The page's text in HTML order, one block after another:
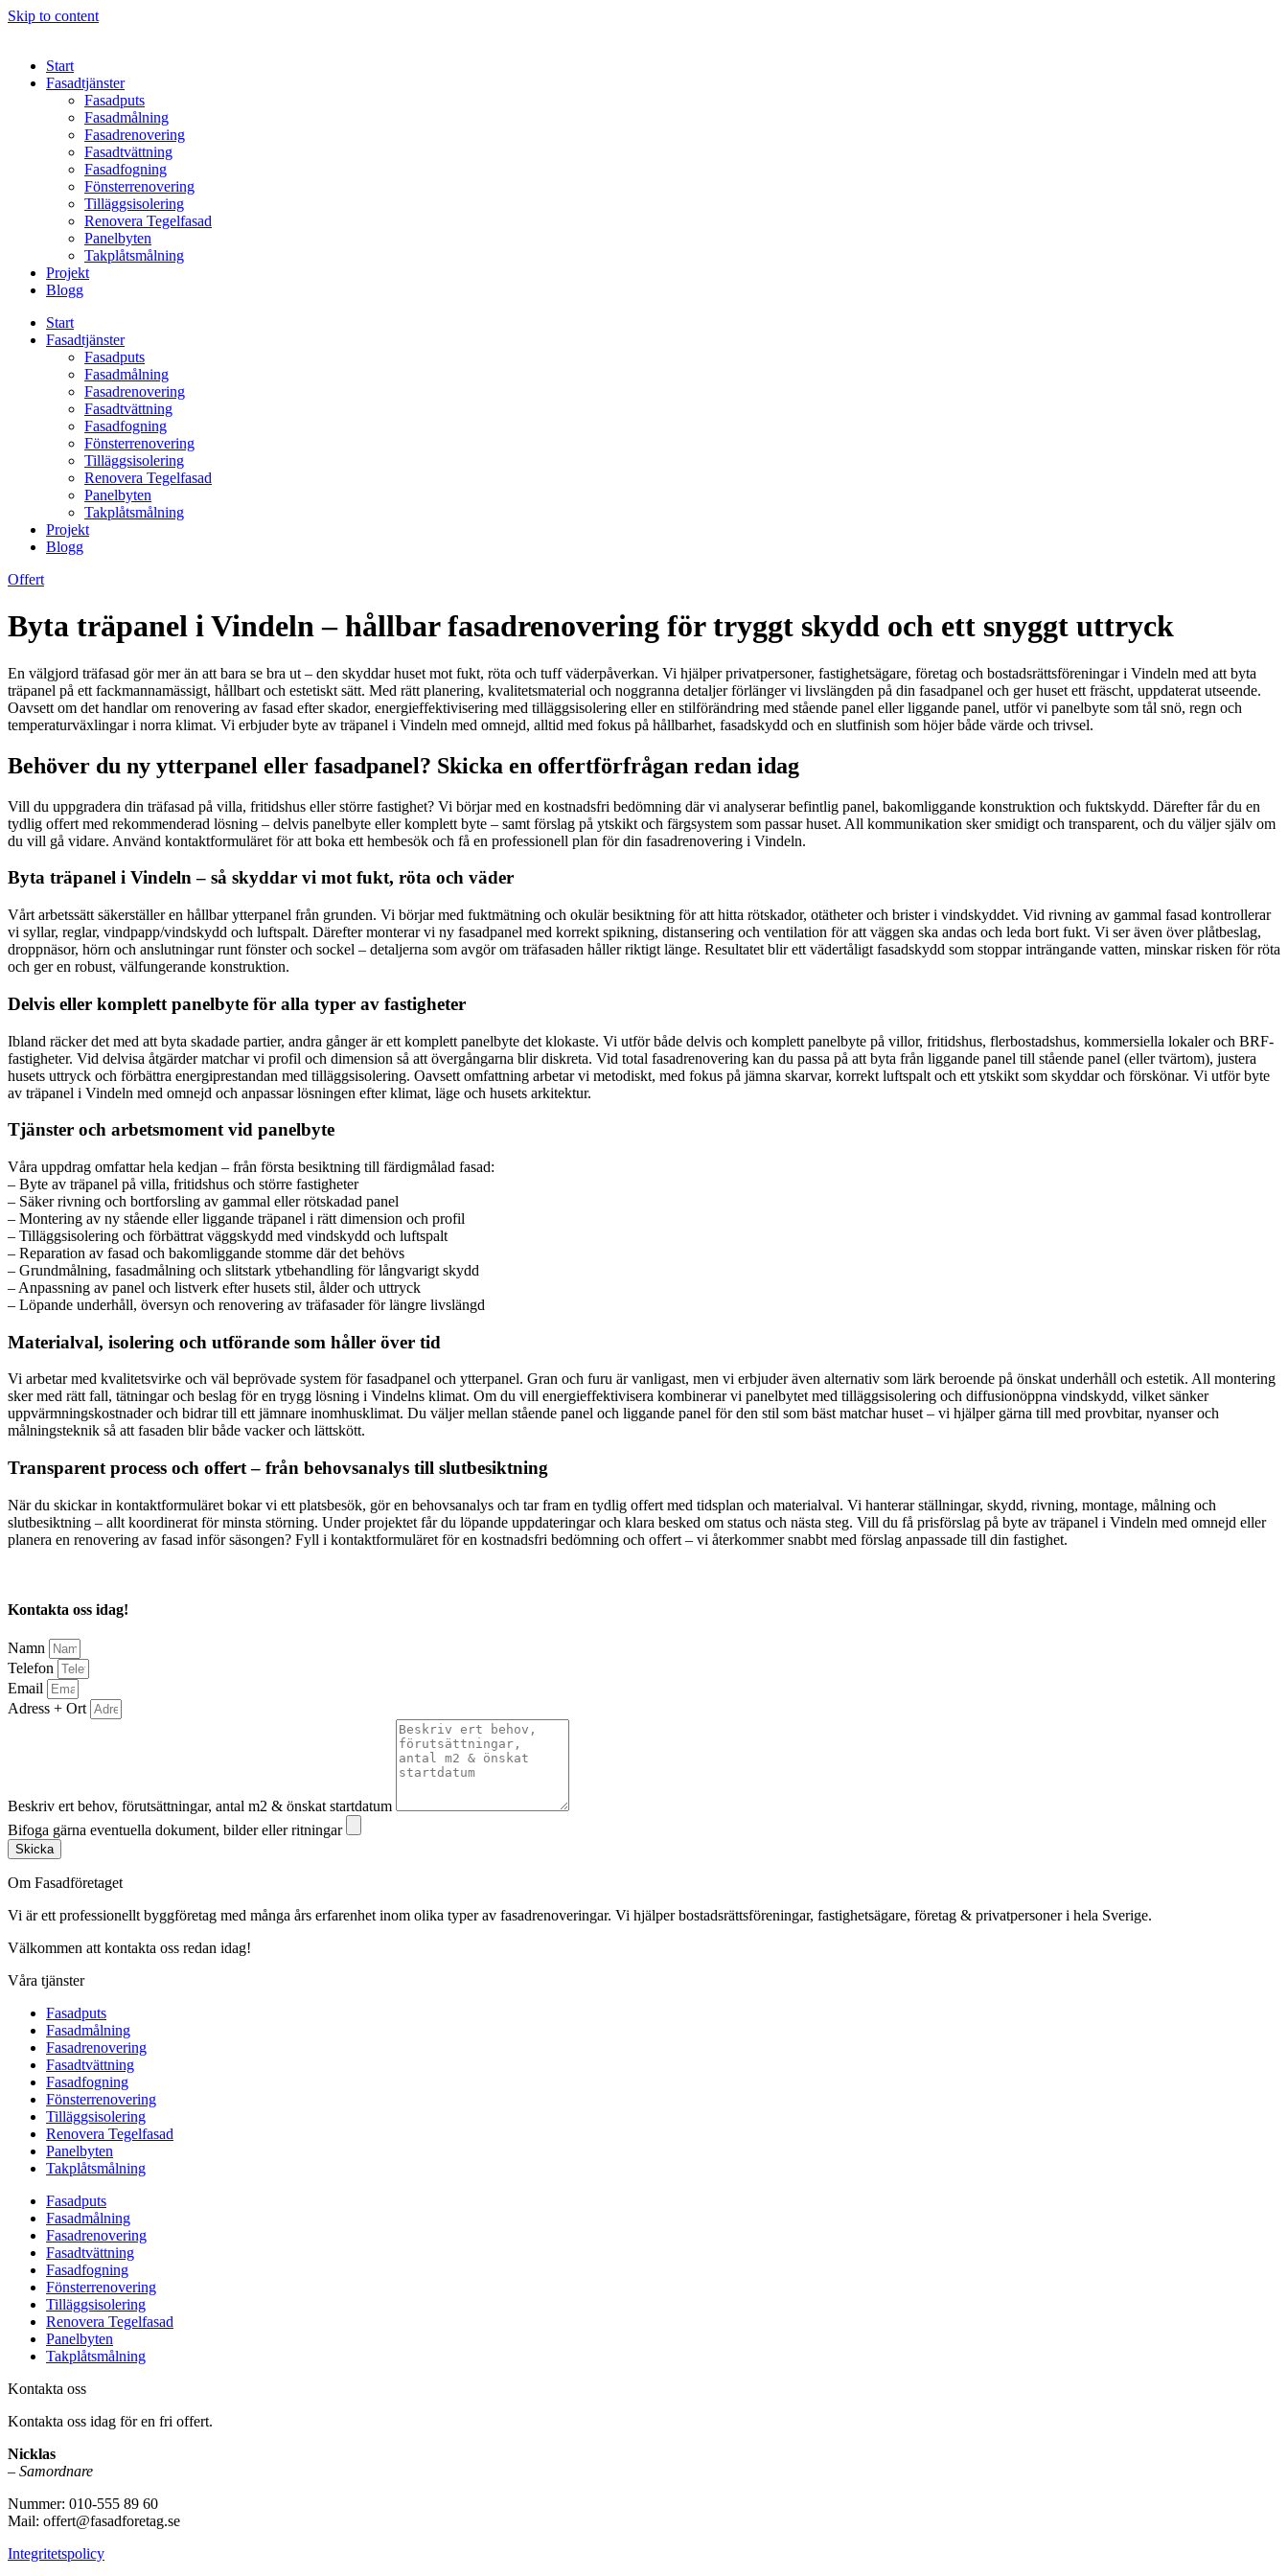
Skip to content
Start
Fasadtjänster
Fasadputs
Fasadmålning
Fasadrenovering
Fasadtvättning
Fasadfogning
Fönsterrenovering
Tilläggsisolering
Renovera Tegelfasad
Panelbyten
Takplåtsmålning
Projekt
Blogg
Start
Fasadtjänster
Fasadputs
Fasadmålning
Fasadrenovering
Fasadtvättning
Fasadfogning
Fönsterrenovering
Tilläggsisolering
Renovera Tegelfasad
Panelbyten
Takplåtsmålning
Projekt
Blogg
Offert
Byta träpanel i Vindeln – hållbar fasadrenovering för tryggt skydd och ett snyggt uttryck
En välgjord träfasad gör mer än att bara se bra ut – den skyddar huset mot fukt, röta och tuff väderpåverkan. Vi hjälper privatpersoner, fastighetsägare, företag och bostadsrättsföreningar i Vindeln med att byta
träpanel på ett fackmannamässigt, hållbart och estetiskt sätt. Med rätt planering, kvalitetsmaterial och noggranna detaljer förlänger vi livslängden på din fasadpanel och ger huset ett fräscht, uppdaterat utseende.
Oavsett om det handlar om renovering av fasad efter skador, energieffektivisering med tilläggsisolering eller en stilförändring med stående panel eller liggande panel, utför vi panelbyte som tål snö, regn och
temperaturväxlingar i norra klimat. Vi erbjuder byte av träpanel i Vindeln med omnejd, alltid med fokus på hållbarhet, fasadskydd och en slutfinish som höjer både värde och trivsel.
Behöver du ny ytterpanel eller fasadpanel? Skicka en offertförfrågan redan idag
Vill du uppgradera din träfasad på villa, fritidshus eller större fastighet? Vi börjar med en kostnadsfri bedömning där vi analyserar befintlig panel, bakomliggande konstruktion och fuktskydd. Därefter får du en
tydlig offert med rekommenderad lösning – delvis panelbyte eller komplett byte – samt förslag på ytskikt och färgsystem som passar huset. All kommunikation sker smidigt och transparent, och du väljer själv om
du vill gå vidare. Använd kontaktformuläret för att boka ett hembesök och få en professionell plan för din fasadrenovering i Vindeln.
Byta träpanel i Vindeln – så skyddar vi mot fukt, röta och väder
Vårt arbetssätt säkerställer en hållbar ytterpanel från grunden. Vi börjar med fuktmätning och okulär besiktning för att hitta rötskador, otätheter och brister i vindskyddet. Vid rivning av gammal fasad kontrollerar
vi syllar, reglar, vindpapp/vindskydd och luftspalt. Därefter monterar vi ny fasadpanel med korrekt spikning, distansering och ventilation för att väggen ska andas och leda bort fukt. Vi ser även över plåtbeslag,
droppnäsor, hörn och anslutningar runt fönster och sockel – detaljerna som avgör om träfasaden håller riktigt länge. Resultatet blir ett vädertåligt fasadskydd som stoppar inträngande vatten, minskar risken för röta
och ger en robust, välfungerande konstruktion.
Delvis eller komplett panelbyte för alla typer av fastigheter
Ibland räcker det med att byta skadade partier, andra gånger är ett komplett panelbyte det klokaste. Vi utför både delvis och komplett panelbyte på villor, fritidshus, flerbostadshus, kommersiella lokaler och BRF-
fastigheter. Vid delvisa åtgärder matchar vi profil och dimension så att övergångarna blir diskreta. Vid total fasadrenovering kan du passa på att byta från liggande panel till stående panel (eller tvärtom), justera
husets uttryck och förbättra energiprestandan med tilläggsisolering. Oavsett omfattning arbetar vi metodiskt, med fokus på jämna skarvar, korrekt luftspalt och ett ytskikt som skyddar och förskönar. Vi utför byte
av träpanel i Vindeln med omnejd och anpassar lösningen efter klimat, läge och husets arkitektur.
Tjänster och arbetsmoment vid panelbyte
Våra uppdrag omfattar hela kedjan – från första besiktning till färdigmålad fasad:
– Byte av träpanel på villa, fritidshus och större fastigheter
– Säker rivning och bortforsling av gammal eller rötskadad panel
– Montering av ny stående eller liggande träpanel i rätt dimension och profil
– Tilläggsisolering och förbättrat väggskydd med vindskydd och luftspalt
– Reparation av fasad och bakomliggande stomme där det behövs
– Grundmålning, fasadmålning och slitstark ytbehandling för långvarigt skydd
– Anpassning av panel och listverk efter husets stil, ålder och uttryck
– Löpande underhåll, översyn och renovering av träfasader för längre livslängd
Materialval, isolering och utförande som håller över tid
Vi arbetar med kvalitetsvirke och väl beprövade system för fasadpanel och ytterpanel. Gran och furu är vanligast, men vi erbjuder även alternativ som lärk beroende på önskat underhåll och estetik. All montering
sker med rätt fall, tätningar och beslag för en trygg lösning i Vindelns klimat. Om du vill energieffektivisera kombinerar vi panelbytet med tilläggsisolering och diffusionöppna vindskydd, vilket sänker
uppvärmningskostnader och bidrar till ett jämnare inomhusklimat. Du väljer mellan stående panel och liggande panel för den stil som bäst matchar huset – vi hjälper gärna till med provbitar, nyanser och
målningsteknik så att fasaden blir både vacker och lättskött.
Transparent process och offert – från behovsanalys till slutbesiktning
När du skickar in kontaktformuläret bokar vi ett platsbesök, gör en behovsanalys och tar fram en tydlig offert med tidsplan och materialval. Vi hanterar ställningar, skydd, rivning, montage, målning och
slutbesiktning – allt koordinerat för minsta störning. Under projektet får du löpande uppdateringar och klara besked om status och nästa steg. Vill du få prisförslag på byte av träpanel i Vindeln med omnejd eller
planera en renovering av fasad inför säsongen? Fyll i kontaktformuläret för en kostnadsfri bedömning och offert – vi återkommer snabbt med förslag anpassade till din fastighet.
Kontakta oss idag!
Namn
Telefon
Email
Adress + Ort
Beskriv ert behov, förutsättningar, antal m2 & önskat startdatum
Bifoga gärna eventuella dokument, bilder eller ritningar
Skicka
Om Fasadföretaget
Vi är ett professionellt byggföretag med många års erfarenhet inom olika typer av fasadrenoveringar. Vi hjälper bostadsrättsföreningar, fastighetsägare, företag & privatpersoner i hela Sverige.
Välkommen att kontakta oss redan idag!
Våra tjänster
Fasadputs
Fasadmålning
Fasadrenovering
Fasadtvättning
Fasadfogning
Fönsterrenovering
Tilläggsisolering
Renovera Tegelfasad
Panelbyten
Takplåtsmålning
Fasadputs
Fasadmålning
Fasadrenovering
Fasadtvättning
Fasadfogning
Fönsterrenovering
Tilläggsisolering
Renovera Tegelfasad
Panelbyten
Takplåtsmålning
Kontakta oss
Kontakta oss idag för en fri offert.
Nicklas
– Samordnare
Nummer: 010-555 89 60
Mail: offert@fasadforetag.se
Integritetspolicy